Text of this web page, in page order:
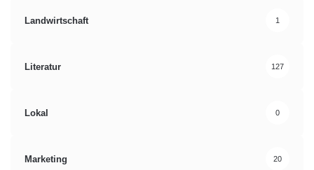
Landwirtschaft 1
Literatur 127
Lokal 0
Marketing 20